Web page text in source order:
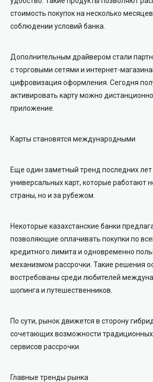
стоимость покупок на несколько
соблюдении условий банка.
Дополнительным драйвером стали
с торговыми сетями и интернет-
цифровизация оформления. Сегодня
активировать карту можно
приложение.
Карты становятся международными
Еще один заметный тренд последних
универсальных карт, которые работают
страны, но и за рубежом.
Некоторые казахстанские банки
позволяющие оплачивать покупки по
кредитного лимита и одновременно
механизмом рассрочки. Такие решения
востребованы среди любителей
шопинга и путешественников.
По сути, рынок движется в сторону
сочетающих возможности традиционных
сервисов рассрочки.
Главные тренды рынка